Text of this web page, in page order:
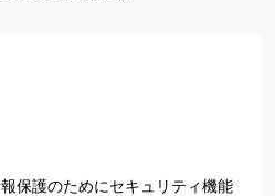
保護のためにセキュリティ機能